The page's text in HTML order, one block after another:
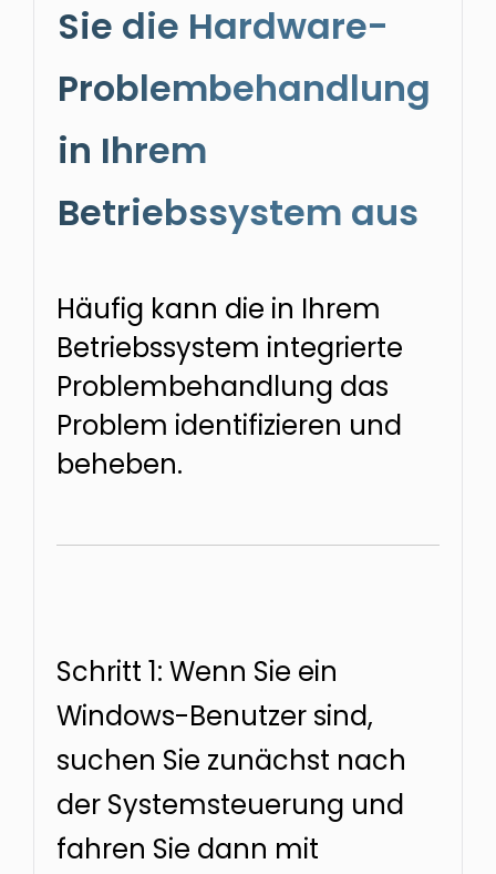
Sie die Hardware-
Problembehandlung
in Ihrem
Betriebssystem aus
Häufig kann die in Ihrem
Betriebssystem integrierte
Problembehandlung das
Problem identifizieren und
beheben.
Schritt 1: Wenn Sie ein
Windows-Benutzer sind,
suchen Sie zunächst nach
der Systemsteuerung und
fahren Sie dann mit